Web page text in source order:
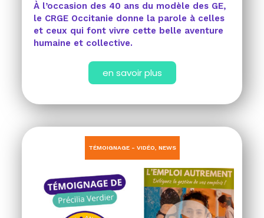
À l’occasion des 40 ans du modèle des GE,
le CRGE Occitanie donne la parole à celles
et ceux qui font vivre cette belle aventure
humaine et collective.
en savoir plus
TÉMOIGNAGE - VIDÉO NEWS